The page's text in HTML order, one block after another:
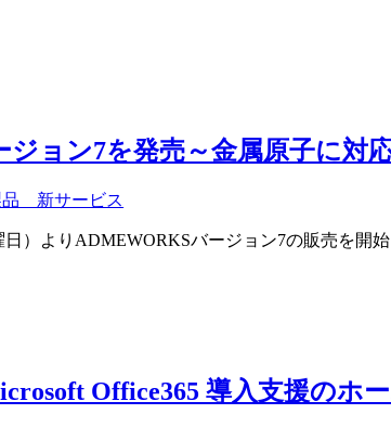
ョン7を発売～金属原子に対
新サービス
日）よりADMEWORKSバージョン7の販売を
Office365 導入支援の